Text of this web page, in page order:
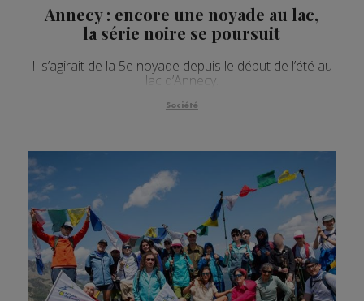
Annecy : encore une noyade au lac,
la série noire se poursuit
Il s’agirait de la 5e noyade depuis le début de l’été au
lac d’Annecy.
Société